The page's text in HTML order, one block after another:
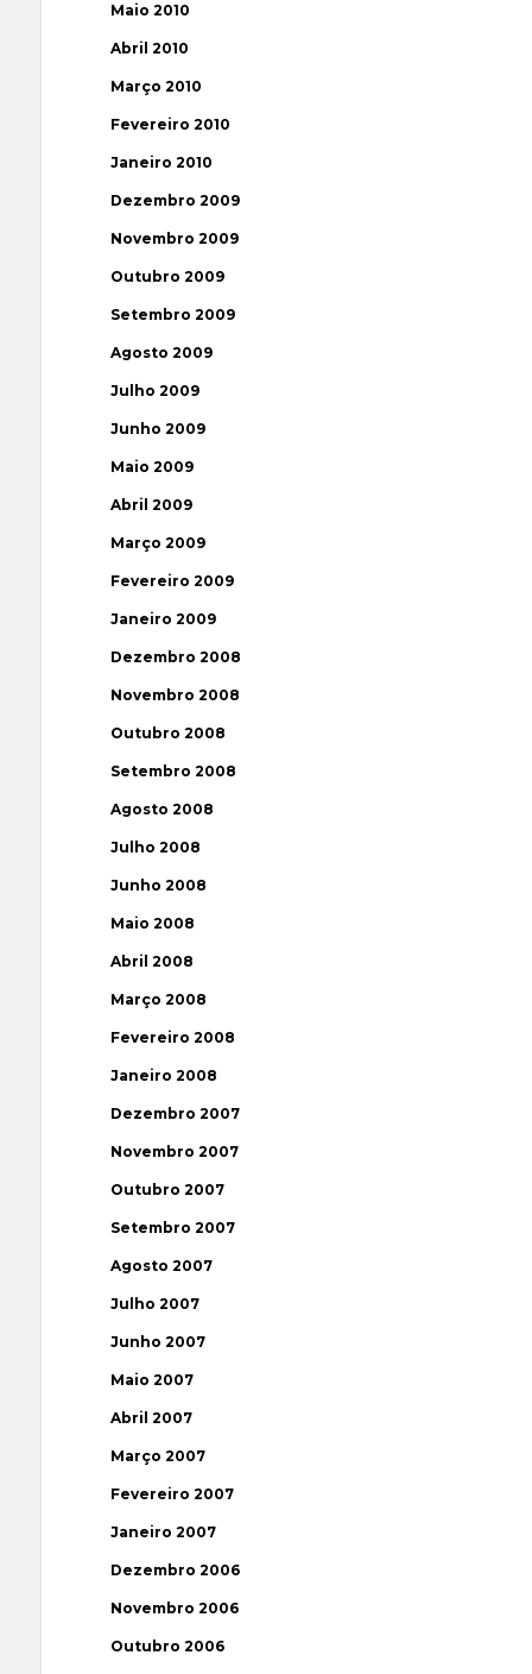
Maio 2010
Abril 2010
Março 2010
Fevereiro 2010
Janeiro 2010
Dezembro 2009
Novembro 2009
Outubro 2009
Setembro 2009
Agosto 2009
Julho 2009
Junho 2009
Maio 2009
Abril 2009
Março 2009
Fevereiro 2009
Janeiro 2009
Dezembro 2008
Novembro 2008
Outubro 2008
Setembro 2008
Agosto 2008
Julho 2008
Junho 2008
Maio 2008
Abril 2008
Março 2008
Fevereiro 2008
Janeiro 2008
Dezembro 2007
Novembro 2007
Outubro 2007
Setembro 2007
Agosto 2007
Julho 2007
Junho 2007
Maio 2007
Abril 2007
Março 2007
Fevereiro 2007
Janeiro 2007
Dezembro 2006
Novembro 2006
Outubro 2006